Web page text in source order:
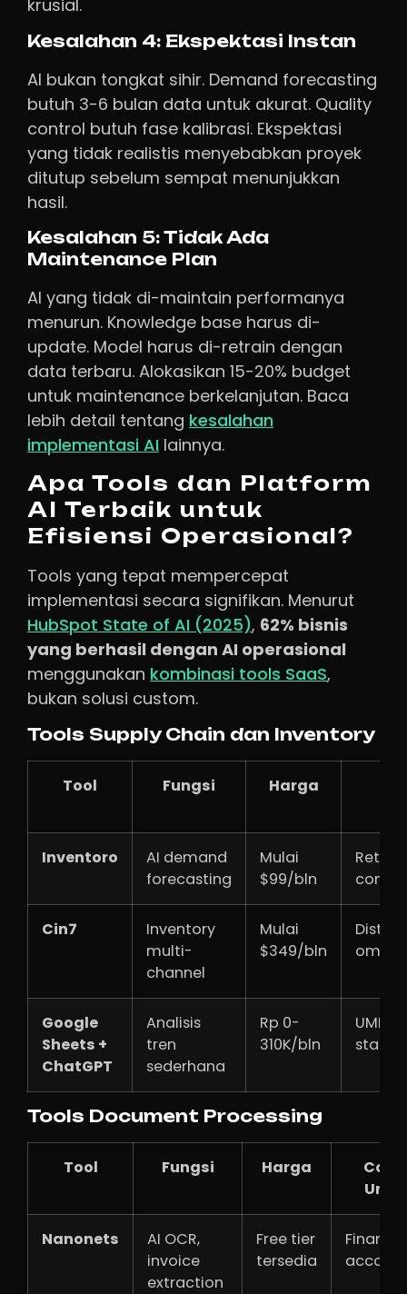
krusial.
Kesalahan 4: Ekspektasi Instan
AI bukan tongkat sihir. Demand forecasting
butuh 3-6 bulan data untuk akurat. Quality
control butuh fase kalibrasi. Ekspektasi
yang tidak realistis menyebabkan proyek
ditutup sebelum sempat menunjukkan
hasil.
Kesalahan 5: Tidak Ada
Maintenance Plan
AI yang tidak di-maintain performanya
menurun. Knowledge base harus di-
update. Model harus di-retrain dengan
data terbaru. Alokasikan 15-20% budget
untuk maintenance berkelanjutan. Baca
lebih detail tentang kesalahan
implementasi AI lainnya.
Apa Tools dan Platform
AI Terbaik untuk
Efisiensi Operasional?
Tools yang tepat mempercepat
implementasi secara signifikan. Menurut
HubSpot State of AI (2025), 62% bisnis
yang berhasil dengan AI operasional
menggunakan kombinasi tools SaaS,
bukan solusi custom.
Tools Supply Chain dan Inventory
Tool Fungsi Harga
Inventoro
AI demand
forecasting
Mulai
$99/bln
Retail,
Cin7
Inventory
multi-
channel
Mulai
$349/bln
Google
Sheets +
ChatGPT
Analisis
tren
sederhana
Rp 0-
310K/bln
UMKM,
Tools Document Processing
Tool Fungsi Harga
Nanonets
AI OCR,
invoice
extraction
Free tier
tersedia
Finance,